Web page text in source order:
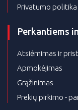
Privatumo politika
Perkantiems
Atsiėmimas ir
Apmokėjimas
Grąžinimas
Prekių pirkimo -